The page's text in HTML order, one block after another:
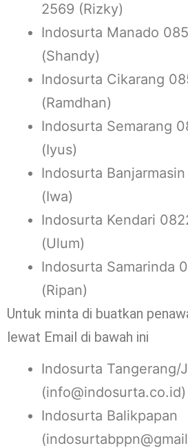
2569 (Rizky)
Indosurta Manado
(Shandy)
Indosurta Cikarang
(Ramdhan)
Indosurta Semarang
(Iyus)
Indosurta
(Iwa)
Indosurta Kendari
(Ulum)
Indosurta Samarinda
(Ripan)
Untuk minta di buatkan
lewat Email di bawah ini
Indosurta Tangerang/
Indosurta Balikpapan